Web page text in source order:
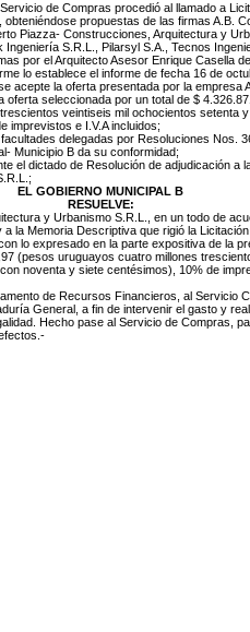
de Compras procedió al llamado a
obteniéndose propuestas de las firmas A.B.
Piazza- Construcciones, Arquitectura y
Ingeniería S.R.L., Pilarsyl S.A., Tecnos
por el Arquitecto Asesor Enrique Casella
lo establece el informe de fecha 16 de
acepte la oferta presentada por la empresa
oferta seleccionada por un total de $
veintiseis mil ochocientos setenta
imprevistos e I.V.A incluidos;
facultades delegadas por Resoluciones Nos.
Municipio B da su conformidad;
el dictado de Resolución de adjudicación a
EL GOBIERNO MUNICIPAL B
RESUELVE:
y Urbanismo S.R.L., en un todo de
la Memoria Descriptiva que rigió la Licitación
lo expresado en la parte expositiva de la
(pesos uruguayos cuatro millones
noventa y siete centésimos), 10% de
de Recursos Financieros, al Servicio
General, a fin de intervenir el gasto y
Hecho pase al Servicio de Compras,